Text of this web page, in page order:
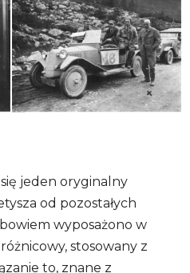
jeden oryginalny
od pozostałych
wyposażono w
stosowany z
to, znane z